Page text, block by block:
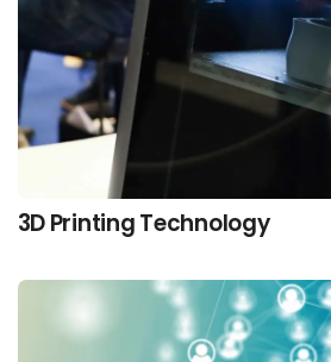
3D Printing Technology